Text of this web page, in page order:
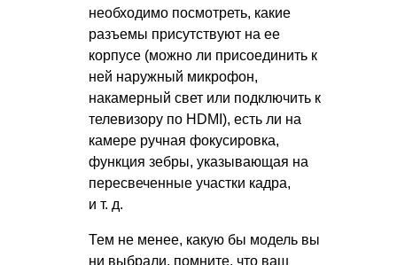
необходимо посмотреть, какие
разъемы присутствуют на ее
корпусе (можно ли присоединить к
ней наружный микрофон,
накамерный свет или подключить к
телевизору по HDMI), есть ли на
камере ручная фокусировка,
функция зебры, указывающая на
пересвеченные участки кадра,
и т. д.
Тем не менее, какую бы модель вы
ни выбрали, помните, что ваш